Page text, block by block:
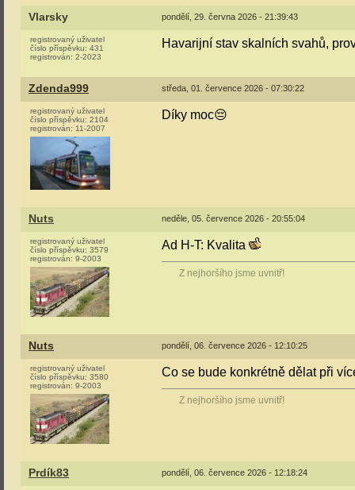
Vlarsky pondělí, 29. června 2026 - 21:39:43
registrovaný uživatel
číslo příspěvku: 431
registrován: 2-2023
Havarijní stav skalních svahů,
Zdenda999 středa, 01. července 2026 - 07:30:22
registrovaný uživatel
číslo příspěvku: 2104
registrován: 11-2007
Díky moc😔
Nuts neděle, 05. července 2026 - 20:55:04
registrovaný uživatel
číslo příspěvku: 3579
registrován: 9-2003
Ad H-T: Kvalita
Z nejhoršího jsme uvnitř!
Nuts pondělí, 06. července 2026 - 12:10:25
registrovaný uživatel
číslo příspěvku: 3580
registrován: 9-2003
Co se bude konkrétně dělat při
Z nejhoršího jsme uvnitř!
Prdík83 pondělí, 06. července 2026 - 12:18:24